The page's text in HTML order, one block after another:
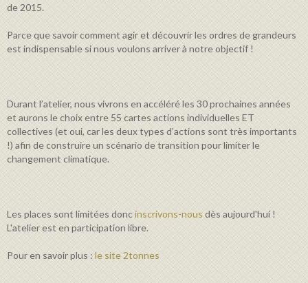
de 2015.
Parce que savoir comment agir et découvrir les ordres de grandeurs
est indispensable si nous voulons arriver à notre objectif !
Durant l’atelier, nous vivrons en accéléré les 30 prochaines années
et aurons le choix entre 55 cartes actions individuelles ET
collectives (et oui, car les deux types d’actions sont très importants
!) afin de construire un scénario de transition pour limiter le
changement climatique.
Les places sont limitées doncinscrivons-nous dès aujourd'hui !
L'atelier est en participation libre.
Pour en savoir plus : le site 2tonnes